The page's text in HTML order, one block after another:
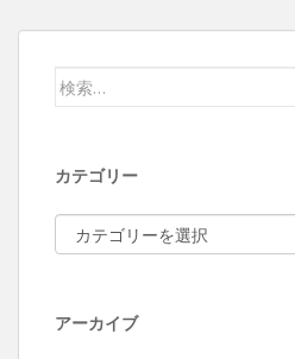
検索:
カテゴリー
カテゴリー
アーカイブ